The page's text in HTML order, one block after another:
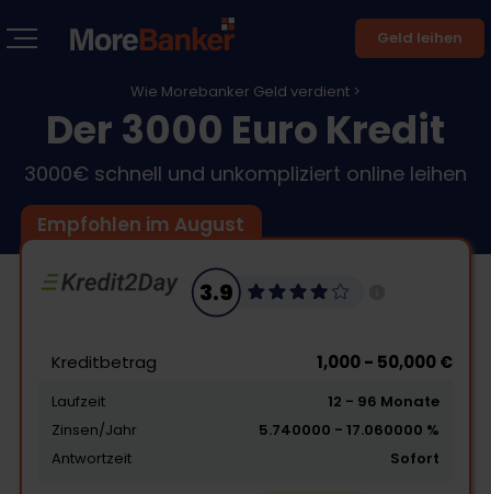
Geld leihen
Wie Morebanker Geld verdient >
Der 3000 Euro Kredit
3000€ schnell und unkompliziert online leihen
Empfohlen im August
3.9
Kreditbetrag 1,000 - 50,000 €
Laufzeit
12 - 96 Monate
Zinsen/Jahr
5.740000 - 17.060000 %
Antwortzeit
Sofort